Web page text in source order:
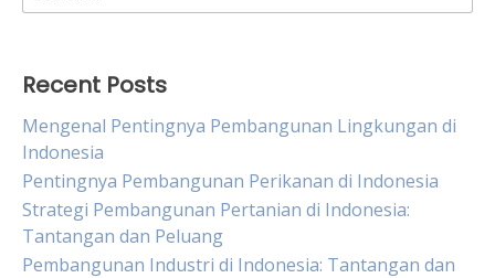
for:
Recent Posts
Mengenal Pentingnya Pembangunan Lingkungan di
Indonesia
Pentingnya Pembangunan Perikanan di Indonesia
Strategi Pembangunan Pertanian di Indonesia:
Tantangan dan Peluang
Pembangunan Industri di Indonesia: Tantangan dan